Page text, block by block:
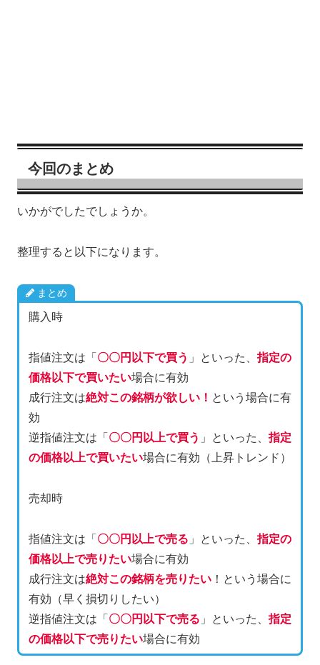
今回のまとめ
いかがでしたでしょうか。
整理すると以下になります。
まとめ
購入時
指値注文は「 〇〇円以下で買う 」といった、指定の
価格以下で買いたい場合に有効
成行注文は絶対この銘柄が欲しい！ という場合に有
効
逆指値注文は「 〇〇円以上で買う 」といった、指定
の価格以上で買いたい場合に有効（上昇トレンド）
売却時
指値注文は「 〇〇円以上で売る 」といった、指定の
価格以上で売りたい場合に有効
成行注文は絶対この銘柄を売りたい！という場合に
有効（早く損切りしたい）
逆指値注文は「 〇〇円以下で売る 」といった、指定
の価格以下で売りたい場合に有効